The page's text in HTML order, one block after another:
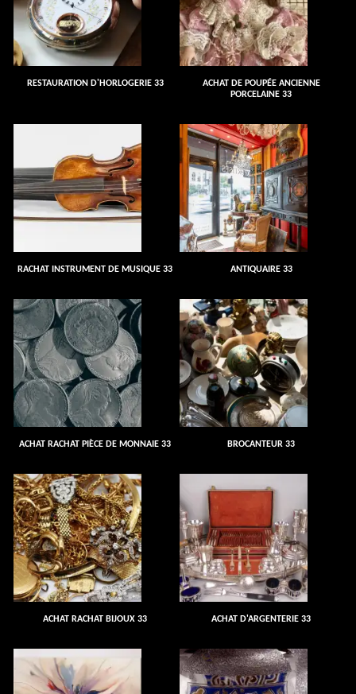
RESTAURATION D'HORLOGERIE 33
ACHAT DE POUPÉE ANCIENNE
PORCELAINE 33
RACHAT INSTRUMENT DE MUSIQUE 33 ANTIQUAIRE 33
ACHAT RACHAT PIÈCE DE MONNAIE 33 BROCANTEUR 33
ACHAT RACHAT BIJOUX 33 ACHAT D'ARGENTERIE 33